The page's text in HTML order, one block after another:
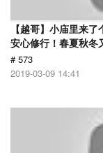
【越哥】小庙里来
安心修行！春夏秋冬
# 573
2019-03-09 14:41